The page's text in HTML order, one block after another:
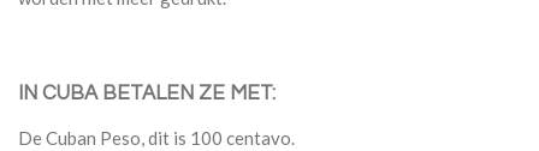
IN CUBA BETALEN ZE MET:
De Cuban Peso, dit is 100 centavo.